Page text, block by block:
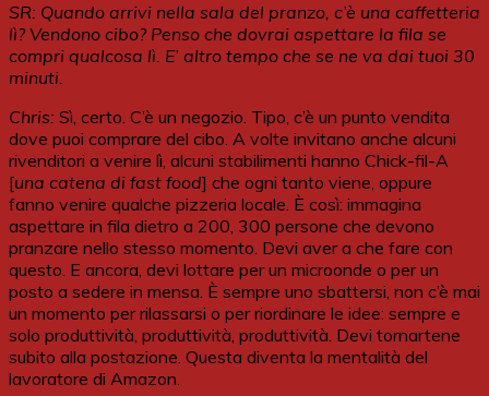
SR: Quando arrivi nella sala del pranzo, c’è una caffetteria
lì? Vendono cibo? Penso che dovrai aspettare la fila se
compri qualcosa lì. E’ altro tempo che se ne va dai tuoi 30
minuti.
Chris: Sì, certo. C’è un negozio. Tipo, c’è un punto vendita
dove puoi comprare del cibo. A volte invitano anche alcuni
rivenditori a venire lì, alcuni stabilimenti hanno Chick-fil-A
[una catena di fast food] che ogni tanto viene, oppure
fanno venire qualche pizzeria locale. È così: immagina
aspettare in fila dietro a 200, 300 persone che devono
pranzare nello stesso momento. Devi aver a che fare con
questo. E ancora, devi lottare per un microonde o per un
posto a sedere in mensa. È sempre uno sbattersi, non c’è mai
un momento per rilassarsi o per riordinare le idee: sempre e
solo produttività, produttività, produttività. Devi tornartene
subito alla postazione. Questa diventa la mentalità del
lavoratore di Amazon.